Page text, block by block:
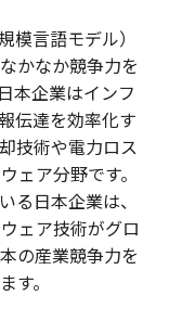
模言語モデル）
かなか競争力を
本企業はインフ
伝達を効率化す
技術や電力ロス
ェア分野です。
る日本企業は、
ェア技術がグロ
の産業競争力を
す。